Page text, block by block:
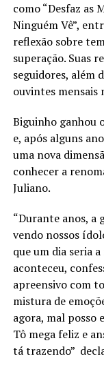
como “Desfaz as
Ninguém Vê”,
reflexão sobre
superação. Suas
seguidores, além
ouvintes mensais
Biguinho ganhou
e, após alguns
uma nova
conhecer a
Juliano.
“Durante anos, a
vendo nossos
que um dia seria
aconteceu,
apreensivo com
mistura de
agora, mal posso
Tô mega feliz e
tá trazendo”